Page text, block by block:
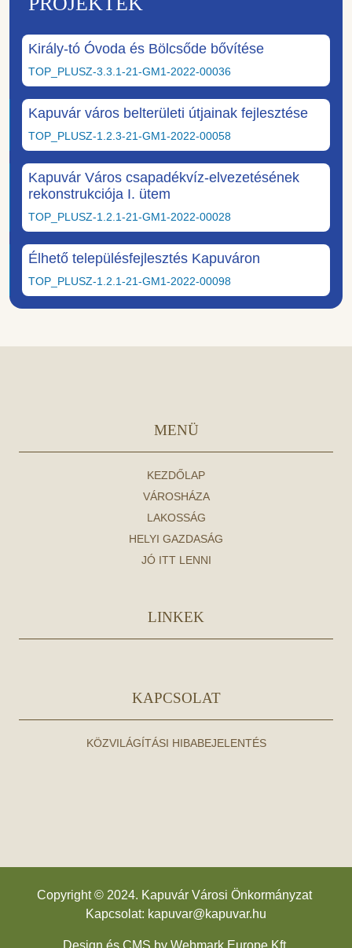
Király-tó Óvoda és Bölcsőde bővítése
TOP_PLUSZ-3.3.1-21-GM1-2022-00036
Kapuvár város belterületi útjainak fejlesztése
TOP_PLUSZ-1.2.3-21-GM1-2022-00058
Kapuvár Város csapadékvíz-elvezetésének
rekonstrukciója I. ütem
TOP_PLUSZ-1.2.1-21-GM1-2022-00028
Élhető településfejlesztés Kapuváron
TOP_PLUSZ-1.2.1-21-GM1-2022-00098
MENÜ
KEZDŐLAP
VÁROSHÁZA
LAKOSSÁG
HELYI GAZDASÁG
JÓ ITT LENNI
LINKEK
KAPCSOLAT
KÖZVILÁGÍTÁSI HIBABEJELENTÉS
Copyright © 2024. Kapuvár Városi Önkormányzat
Kapcsolat: kapuvar@kapuvar.hu